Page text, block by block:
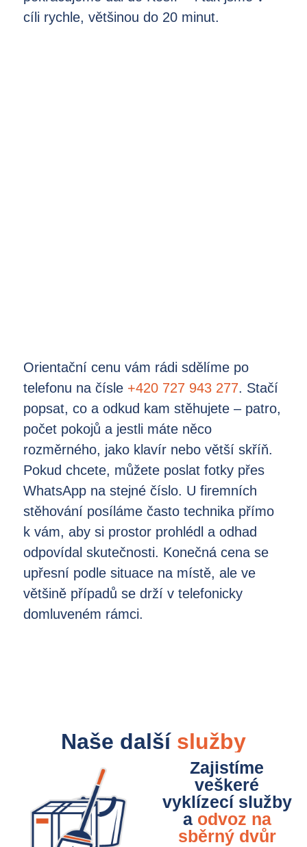
cíli rychle, většinou do 20 minut.
Orientační cenu vám rádi sdělíme po
telefonu na čísle +420 727 943 277. Stačí
popsat, co a odkud kam stěhujete – patro,
počet pokojů a jestli máte něco
rozměrného, jako klavír nebo větší skříň.
Pokud chcete, můžete poslat fotky přes
WhatsApp na stejné číslo. U firemních
stěhování posíláme často technika přímo
k vám, aby si prostor prohlédl a odhad
odpovídal skutečnosti. Konečná cena se
upřesní podle situace na místě, ale ve
většině případů se drží v telefonicky
domluveném rámci.
Naše dalšíslužby
Zajistíme
veškeré
vyklízecí služby
a odvoz na
sběrný dvůr